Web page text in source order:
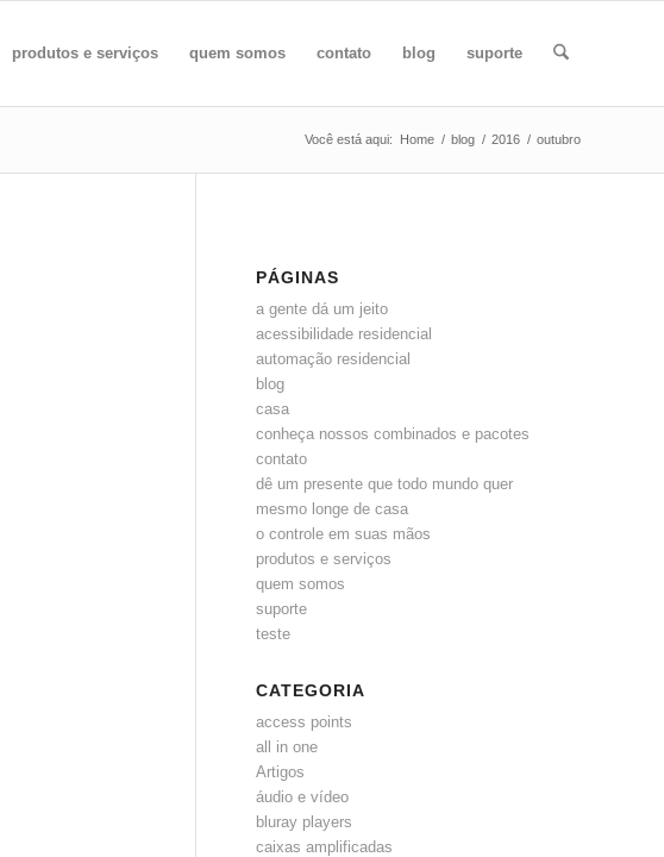
produtos e serviços quem somos contato blog suporte
Você está aqui: Home / blog / 2016 / outubro
PÁGINAS
a gente dá um jeito
acessibilidade residencial
automação residencial
blog
casa
conheça nossos combinados e pacotes
contato
dê um presente que todo mundo quer
mesmo longe de casa
o controle em suas mãos
produtos e serviços
quem somos
suporte
teste
CATEGORIA
access points
all in one
Artigos
áudio e vídeo
bluray players
caixas amplificadas